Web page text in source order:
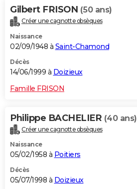
Gilbert FRISON (50 ans)
Créer une cagnotte obsèques
Naissance
02/09/1948 à Saint-Chamond
Décès
14/06/1999 à Doizieux
Famille FRISON
Philippe BACHELIER (40 ans)
Créer une cagnotte obsèques
Naissance
05/02/1958 à Poitiers
Décès
05/07/1998 à Doizieux